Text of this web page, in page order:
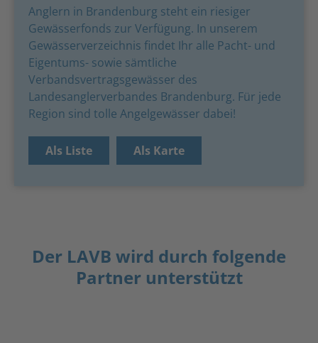
Anglern in Brandenburg steht ein riesiger
Gewässerfonds zur Verfügung. In unserem
Gewässerverzeichnis findet Ihr alle Pacht- und
Eigentums- sowie sämtliche
Verbandsvertragsgewässer des
Landesanglerverbandes Brandenburg. Für jede
Region sind tolle Angelgewässer dabei!
Als Liste Als Karte
Der LAVB wird durch folgende
Partner unterstützt